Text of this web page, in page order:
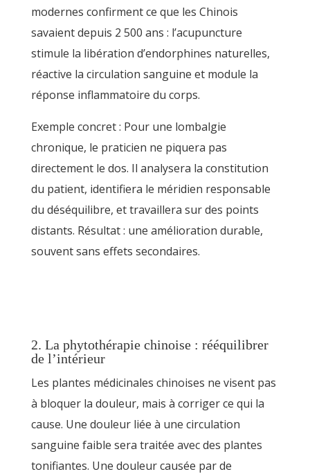
modernes confirment ce que les Chinois
savaient depuis 2 500 ans : l’acupuncture
stimule la libération d’endorphines naturelles,
réactive la circulation sanguine et module la
réponse inflammatoire du corps.
Exemple concret : Pour une lombalgie
chronique, le praticien ne piquera pas
directement le dos. Il analysera la constitution
du patient, identifiera le méridien responsable
du déséquilibre, et travaillera sur des points
distants. Résultat : une amélioration durable,
souvent sans effets secondaires.
2. La phytothérapie chinoise : rééquilibrer
de l’intérieur
Les plantes médicinales chinoises ne visent pas
à bloquer la douleur, mais à corriger ce qui la
cause. Une douleur liée à une circulation
sanguine faible sera traitée avec des plantes
tonifiantes. Une douleur causée par de